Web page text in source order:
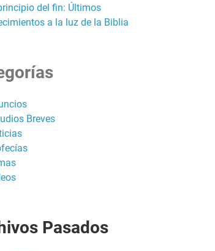
del fin: Últimos
a la luz de la Biblia
Breves
Pasados